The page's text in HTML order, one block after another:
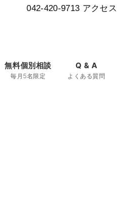
042-420-9713 アクセス
無料個別相談
毎月5名限定
Q & A
よくある質問